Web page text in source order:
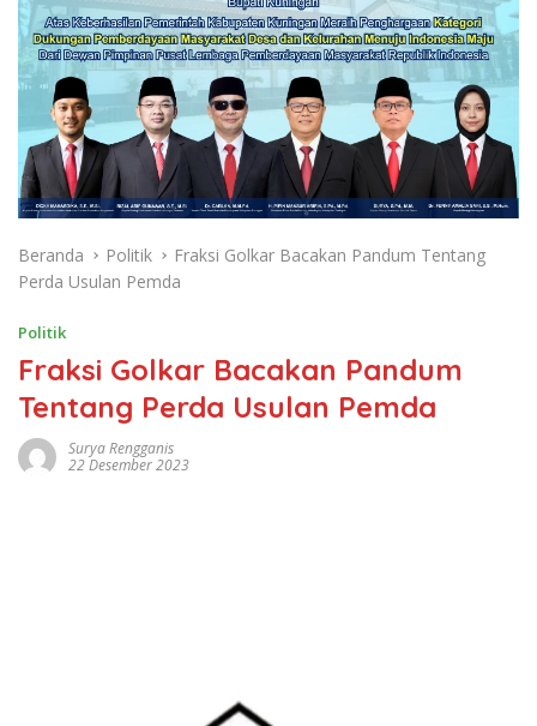
Beranda Politik
Fraksi Golkar Bacakan Pandum Tentang
Perda Usulan Pemda
Politik
Fraksi Golkar Bacakan Pandum
Tentang Perda Usulan Pemda
Surya Rengganis
22 Desember 2023